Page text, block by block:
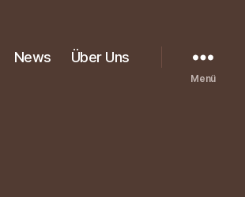
News Über Uns
Menü